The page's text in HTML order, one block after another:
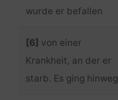
wurde er befallen
[6] von einer
Krankheit, an der er
starb. Es ging hinweg